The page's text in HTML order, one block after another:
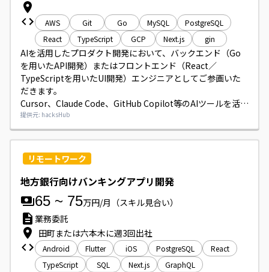
AWS Git Go MySQL
PostgreSQL
React
TypeScript GCP Next.js gin
AIを活用したプロダクト開発において、バックエンド（Go
を用いたAPI開発）またはフロントエンド（React／
TypeScriptを用いたUI開発）エンジニアとしてご参画いた
だきます。
Cursor、Claude Code、GitHub Copilot等のAIツールを活用
して設計・実装・テストを高速に回す開発スタイルです。
アジャイル（スクラム）体制で既存メンバーと連携しながら
機能拡張を進めていただきます。
提供元: hacksHub
リモートワーク
地方銀行向けバンキングアプリ開発
65 ~ 75万円/月 （スキル見合い）
業務委託
田町または六本木に週3回出社
Android Flutter iOS PostgreSQL
React
TypeScript
SQL Next.js GraphQL